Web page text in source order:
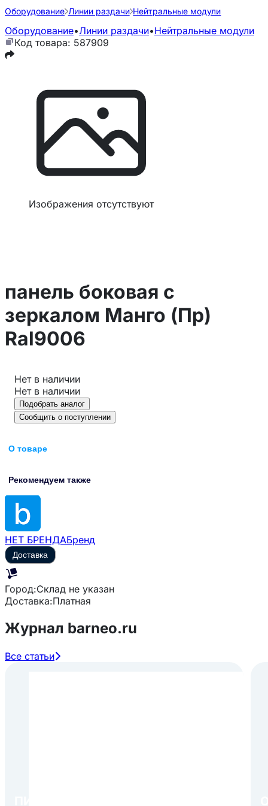
Оборудование Линии раздачи Нейтральные модули
Оборудование•Линии раздачи•Нейтральные модули
Код товара: 587909
Изображения отсутствуют
панель боковая с
зеркалом Манго (Пр)
Ral9006
Нет в наличии
Нет в наличии
Подобрать аналог
Сообщить о поступлении
О товаре
Рекомендуем также
НЕТ БРЕНДАБренд
Доставка
Город:Склад не указан
Доставка:Платная
Журнал barneo.ru
Все статьи